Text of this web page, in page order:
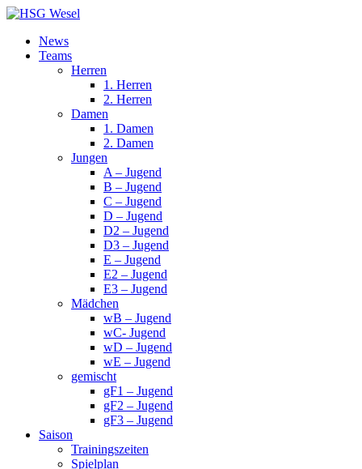
News
Teams
Herren
1. Herren
2. Herren
Damen
1. Damen
2. Damen
Jungen
A – Jugend
B – Jugend
C – Jugend
D – Jugend
D2 – Jugend
D3 – Jugend
E – Jugend
E2 – Jugend
E3 – Jugend
Mädchen
wB – Jugend
wC- Jugend
wD – Jugend
wE – Jugend
gemischt
gF1 – Jugend
gF2 – Jugend
gF3 – Jugend
Saison
Trainingszeiten
Spielplan